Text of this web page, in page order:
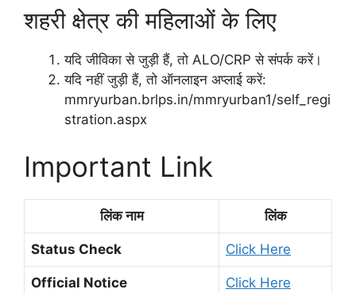
शहरी क्षेत्र की महिलाओं के लिए
यदि जीविका से जुड़ी हैं, तो ALO/CRP से संपर्क करें।
यदि नहीं जुड़ी हैं, तो ऑनलाइन अप्लाई करें:
mmryurban.brlps.in/mmryurban1/self_regi
stration.aspx
Important Link
लिंक नाम लिंक
Status Check Click Here
Official Notice Click Here